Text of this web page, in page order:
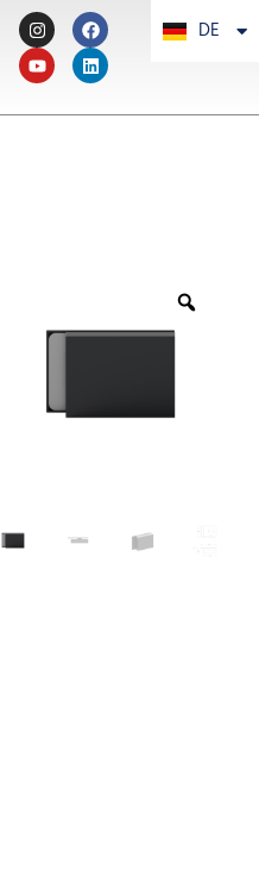
DE
PT